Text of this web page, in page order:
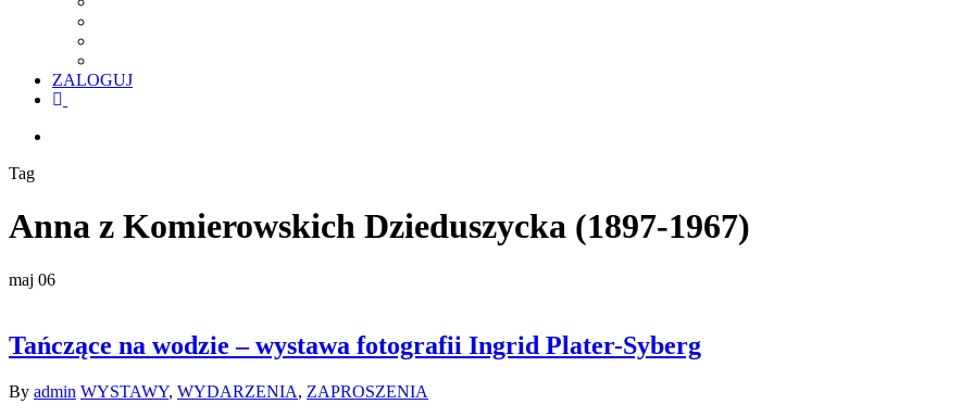
ZALOGUJ
facebook
Tag
Anna z Komierowskich Dzieduszycka (1897-1967)
maj 06
Tańczące na wodzie – wystawa fotografii Ingrid Plater-Syberg
By admin WYSTAWY, WYDARZENIA, ZAPROSZENIA